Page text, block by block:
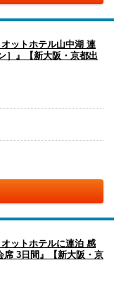
ットホテル山中湖 連
］』【新大阪・京都出
ットホテルに連泊 感
席 3日間』【新大阪・京